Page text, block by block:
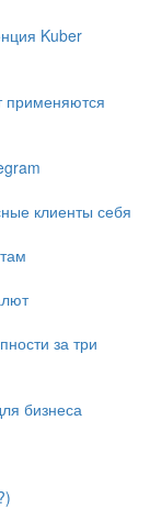
Kuber
применяются
клиенты себя
за три
бизнеса